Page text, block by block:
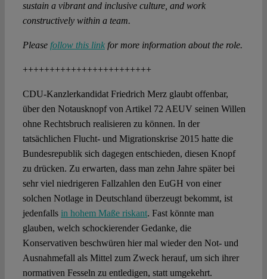
sustain a vibrant and inclusive culture, and work
constructively within a team.
Please follow this linkfor more information about the role.
++++++++++++++++++++++++
CDU-Kanzlerkandidat Friedrich Merz glaubt offenbar,
über den Notausknopf von Artikel 72 AEUV seinen Willen
ohne Rechtsbruch realisieren zu können. In der
tatsächlichen Flucht- und Migrationskrise 2015 hatte die
Bundesrepublik sich dagegen entschieden, diesen Knopf
zu drücken. Zu erwarten, dass man zehn Jahre später bei
sehr viel niedrigeren Fallzahlen den EuGH von einer
solchen Notlage in Deutschland überzeugt bekommt, ist
jedenfalls in hohem Maße riskant. Fast könnte man
glauben, welch schockierender Gedanke, die
Konservativen beschwüren hier mal wieder den Not- und
Ausnahmefall als Mittel zum Zweck herauf, um sich ihrer
normativen Fesseln zu entledigen, statt umgekehrt.